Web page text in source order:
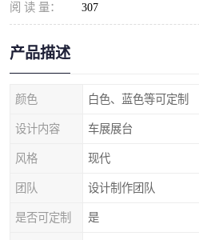
阅 读 量： 307
产品描述
颜色 白色、蓝色等可定制
设计内容 车展展台
风格 现代
团队 设计制作团队
是否可定制 是